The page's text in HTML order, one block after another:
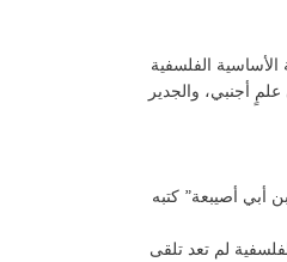
الفلسفية
أجنبي، والجدير
كتب في المنطق و12 كتابًا في الفيزياء، بينما عدّ “ابن أبي أصيبعة” كتبه
لم تعد تلقى